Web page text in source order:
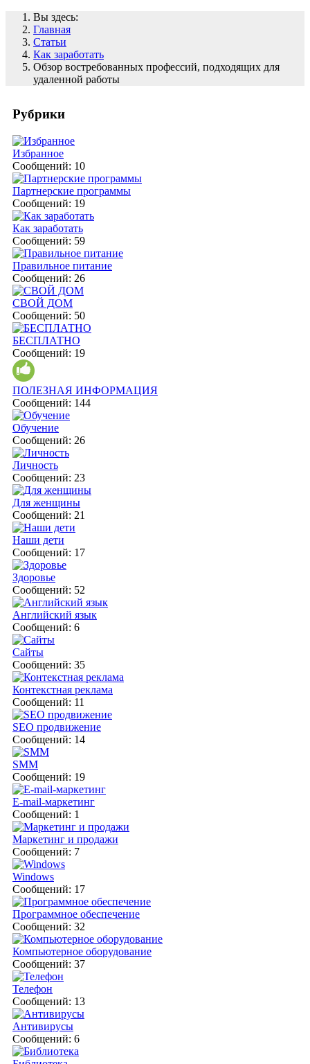
Вы здесь:
Главная
Статьи
Как заработать
Обзор востребованных профессий, подходящих для
удаленной работы
Рубрики
Избранное
Сообщений: 10
Партнерские программы
Сообщений: 19
Как заработать
Сообщений: 59
Правильное питание
Сообщений: 26
СВОЙ ДОМ
Сообщений: 50
БЕСПЛАТНО
Сообщений: 19
ПОЛЕЗНАЯ ИНФОРМАЦИЯ
Сообщений: 144
Обучение
Сообщений: 26
Личность
Сообщений: 23
Для женщины
Сообщений: 21
Наши дети
Сообщений: 17
Здоровье
Сообщений: 52
Английский язык
Сообщений: 6
Сайты
Сообщений: 35
Контекстная реклама
Сообщений: 11
SEO продвижение
Сообщений: 14
SMM
Сообщений: 19
E-mail-маркетинг
Сообщений: 1
Маркетинг и продажи
Сообщений: 7
Windows
Сообщений: 17
Программное обеспечение
Сообщений: 32
Компьютерное оборудование
Сообщений: 37
Телефон
Сообщений: 13
Антивирусы
Сообщений: 6